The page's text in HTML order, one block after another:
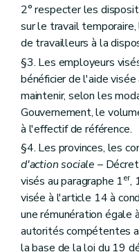
2° respecter les
sur le travail
de travailleurs à la
§3. Les employeurs
bénéficier de l'aide
maintenir, selon les
Gouvernement, le
à l'effectif de référence.
§4. Les provinces, les
d'action sociale –
visés au paragraphe 1er,
visée à l'article 14 à
une rémunération égale
autorités compétentes
la base de la loi du 19